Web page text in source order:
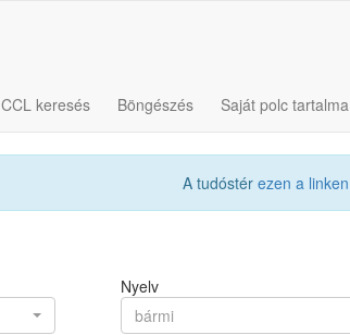
CCL keresés Böngészés Saját polc tartalma
A tudóstér ezen a linken
Nyelv
bármi